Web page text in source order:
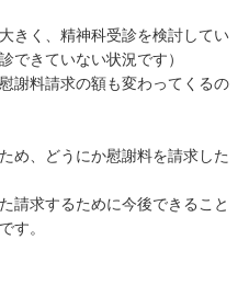
きく、精神科受診を検討してい
できていない状況です）
謝料請求の額も変わってくるの
め、どうにか慰謝料を請求した
請求するために今後できること
す。